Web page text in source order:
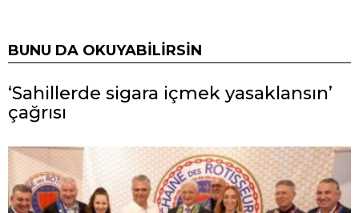
BUNU DA OKUYABILIRSIN
‘Sahillerde sigara içmek yasaklansın’
çağrısı